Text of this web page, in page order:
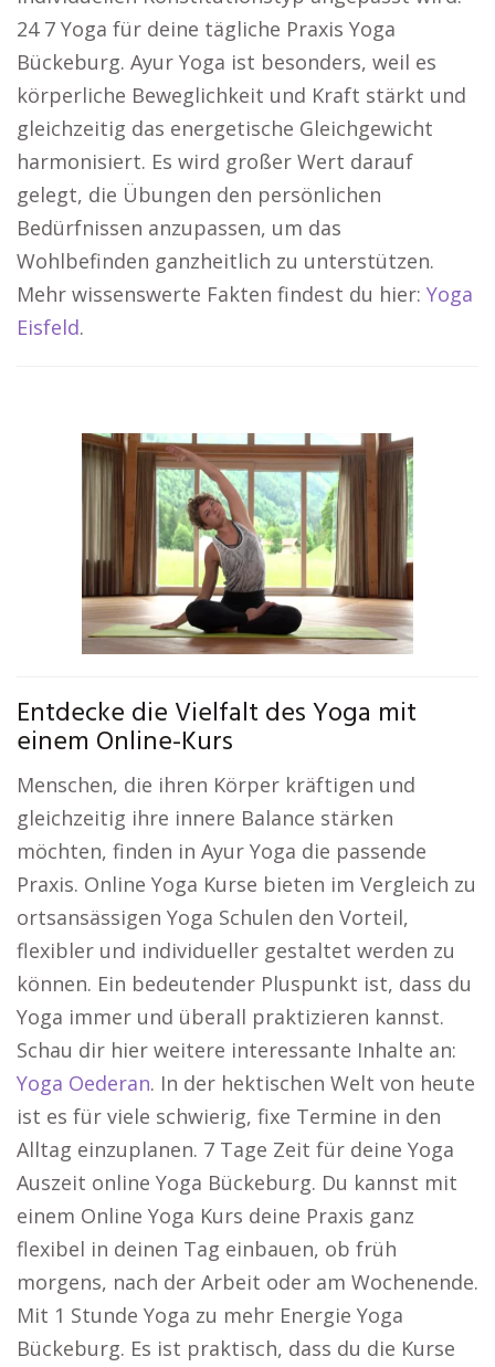
24 7 Yoga für deine tägliche Praxis Yoga
Bückeburg. Ayur Yoga ist besonders, weil es
körperliche Beweglichkeit und Kraft stärkt und
gleichzeitig das energetische Gleichgewicht
harmonisiert. Es wird großer Wert darauf
gelegt, die Übungen den persönlichen
Bedürfnissen anzupassen, um das
Wohlbefinden ganzheitlich zu unterstützen.
Mehr wissenswerte Fakten findest du hier: Yoga
Eisfeld.
Entdecke die Vielfalt des Yoga mit
einem Online-Kurs
Menschen, die ihren Körper kräftigen und
gleichzeitig ihre innere Balance stärken
möchten, finden in Ayur Yoga die passende
Praxis. Online Yoga Kurse bieten im Vergleich zu
ortsansässigen Yoga Schulen den Vorteil,
flexibler und individueller gestaltet werden zu
können. Ein bedeutender Pluspunkt ist, dass du
Yoga immer und überall praktizieren kannst.
Schau dir hier weitere interessante Inhalte an:
Yoga Oederan. In der hektischen Welt von heute
ist es für viele schwierig, fixe Termine in den
Alltag einzuplanen. 7 Tage Zeit für deine Yoga
Auszeit online Yoga Bückeburg. Du kannst mit
einem Online Yoga Kurs deine Praxis ganz
flexibel in deinen Tag einbauen, ob früh
morgens, nach der Arbeit oder am Wochenende.
Mit 1 Stunde Yoga zu mehr Energie Yoga
Bückeburg. Es ist praktisch, dass du die Kurse